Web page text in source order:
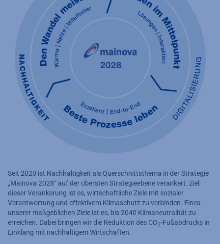
Seit 2020 ist Nachhaltigkeit als Querschnittsthema in der Strategie
„Mainova 2028“ auf der obersten Strategieebene verankert. Ziel
dieser Verankerung ist es, wirtschaftliche Ziele mit sozialer
Verantwortung und effektivem Klimaschutz zu verbinden. Eines
unserer maßgeblichen Ziele ist es, bis 2040 Klimaneutralität zu
erreichen. Dabei bringen wir die Reduktion des CO2-Fußabdrucks in
Einklang mit nachhaltigem Wirtschaften.